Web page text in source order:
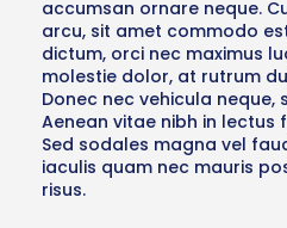
accumsan ornare neque.
arcu, sit amet commodo
dictum, orci nec maximus
molestie dolor, at rutrum
Donec nec vehicula
Aenean vitae nibh in lectus
Sed sodales magna vel
iaculis quam nec mauris
risus.